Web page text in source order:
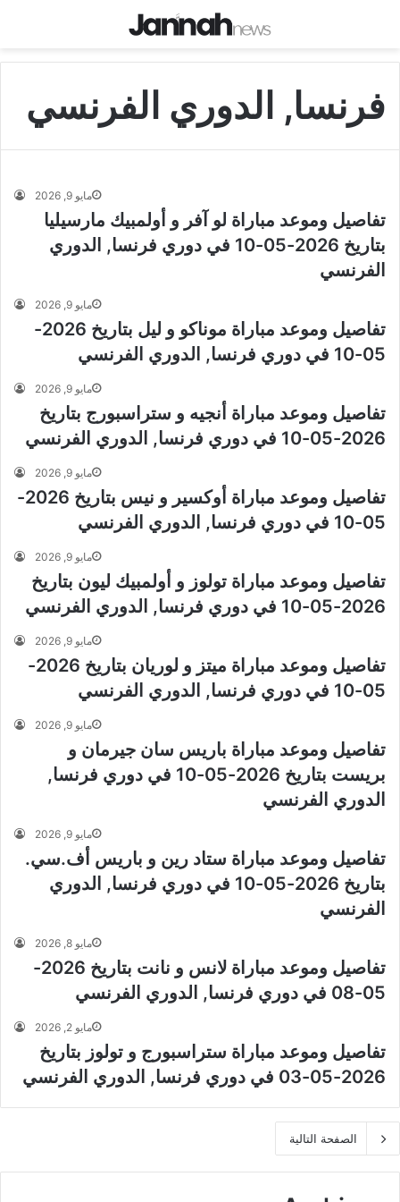
فرنسا, الدوري الفرنسي
مايو 9, 2026
تفاصيل وموعد مباراة لو آفر و أولمبيك مارسيليا
بتاريخ 2026-05-10 في دوري فرنسا, الدوري
الفرنسي
مايو 9, 2026
تفاصيل وموعد مباراة موناكو و ليل بتاريخ 2026-
05-10 في دوري فرنسا, الدوري الفرنسي
مايو 9, 2026
تفاصيل وموعد مباراة أنجيه و ستراسبورج بتاريخ
2026-05-10 في دوري فرنسا, الدوري الفرنسي
مايو 9, 2026
تفاصيل وموعد مباراة أوكسير و نيس بتاريخ 2026-
05-10 في دوري فرنسا, الدوري الفرنسي
مايو 9, 2026
تفاصيل وموعد مباراة تولوز و أولمبيك ليون بتاريخ
2026-05-10 في دوري فرنسا, الدوري الفرنسي
مايو 9, 2026
تفاصيل وموعد مباراة ميتز و لوريان بتاريخ 2026-
05-10 في دوري فرنسا, الدوري الفرنسي
مايو 9, 2026
تفاصيل وموعد مباراة باريس سان جيرمان و
بريست بتاريخ 2026-05-10 في دوري فرنسا,
الدوري الفرنسي
مايو 9, 2026
تفاصيل وموعد مباراة ستاد رين و باريس أف.سي.
بتاريخ 2026-05-10 في دوري فرنسا, الدوري
الفرنسي
مايو 8, 2026
تفاصيل وموعد مباراة لانس و نانت بتاريخ 2026-
05-08 في دوري فرنسا, الدوري الفرنسي
مايو 2, 2026
تفاصيل وموعد مباراة ستراسبورج و تولوز بتاريخ
2026-05-03 في دوري فرنسا, الدوري الفرنسي
الصفحة التالية